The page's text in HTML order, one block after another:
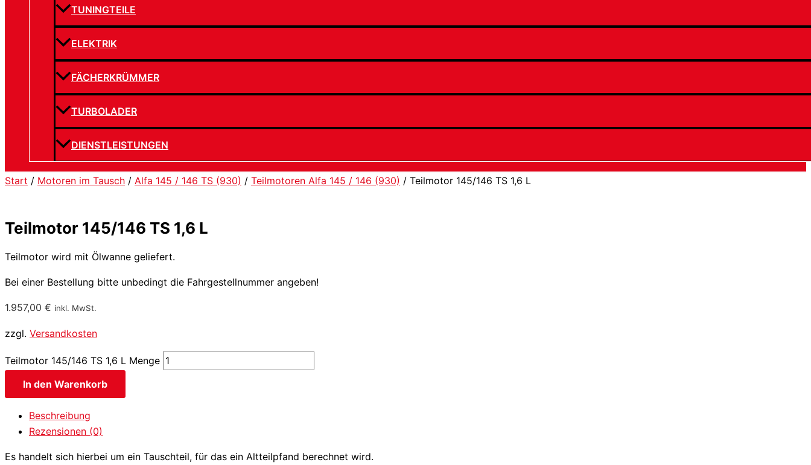
TUNINGTEILE
ELEKTRIK
FÄCHERKRÜMMER
TURBOLADER
DIENSTLEISTUNGEN
Start / Motoren im Tausch / Alfa 145 / 146 TS (930) / Teilmotoren Alfa 145 / 146 (930) / Teilmotor 145/146 TS 1,6 L
Teilmotor 145/146 TS 1,6 L
Teilmotor wird mit Ölwanne geliefert.
Bei einer Bestellung bitte unbedingt die Fahrgestellnummer angeben!
1.957,00 € inkl. MwSt.
zzgl. Versandkosten
Teilmotor 145/146 TS 1,6 L Menge
In den Warenkorb
Beschreibung
Rezensionen (0)
Es handelt sich hierbei um ein Tauschteil, für das ein Altteilpfand berechnet wird.